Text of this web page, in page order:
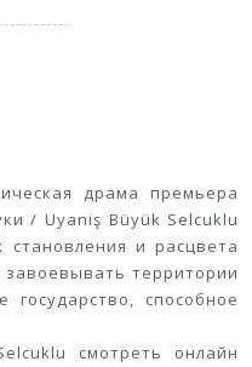
драма премьера
/ Uyaniş Büyük Selcuklu
и расцвета
завоевывать территории
способное
смотреть онлайн